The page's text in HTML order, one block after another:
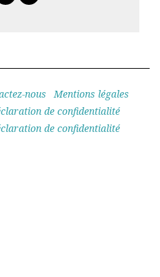
nous
Mentions légales
de confidentialité
de confidentialité